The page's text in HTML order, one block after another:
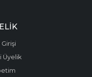
Girişi
Üyelik